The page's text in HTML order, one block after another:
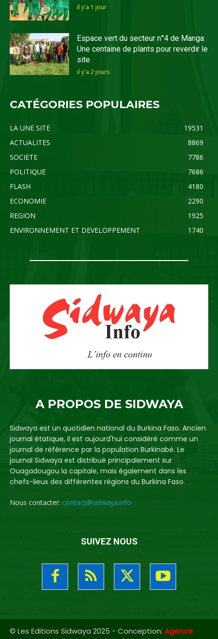
il y'a 1 jour
Espace vert du secteur n°4 de Manga:
Une centaine de plants pour reverdir le
site
il y'a 2 jours
CATÉGORIES POPULAIRES
LA UNE SITE
19531
ACTUALITES
8869
SOCIETE
7786
POLITIQUE
7686
FLASH
4180
ECONOMIE
2290
REGION
1925
ENVIRONNEMENT ET DEVELOPPEMENT
1740
A PROPOS DE SIDWAYA
Sidwaya est un quotidien national du Burkina Faso. Ancien
journal étatique, il est aujourd'hui considéré comme un
journal de référence par la population Burkinabè. Le
journal Sidwaya est distribué principalement sur
Ouagadougou la capitale, mais également dans les
chefs-lieux des différentes régions du Burkina Faso.
Nous contacter: contact@sidwaya.info
SUIVEZ NOUS
© Les Editions Sidwaya 2025 - Conception: Agence